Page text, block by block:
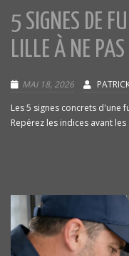
5 SIGNES DE
LILLE À NE PAS
MAI 18, 2026
Les 5 signes concrets d'une
Repérez les indices avant